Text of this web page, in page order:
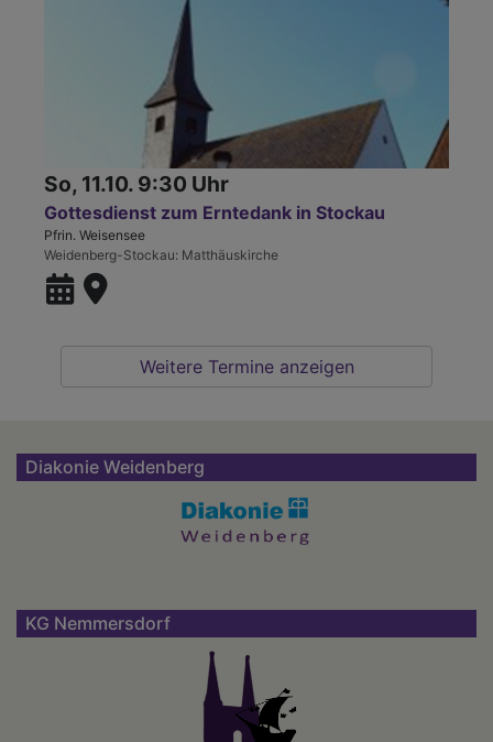
So, 11.10. 9:30 Uhr
Gottesdienst zum Erntedank in Stockau
Pfrin. Weisensee
Weidenberg-Stockau Matthäuskirche
Weitere Termine anzeigen
Diakonie Weidenberg
KG Nemmersdorf